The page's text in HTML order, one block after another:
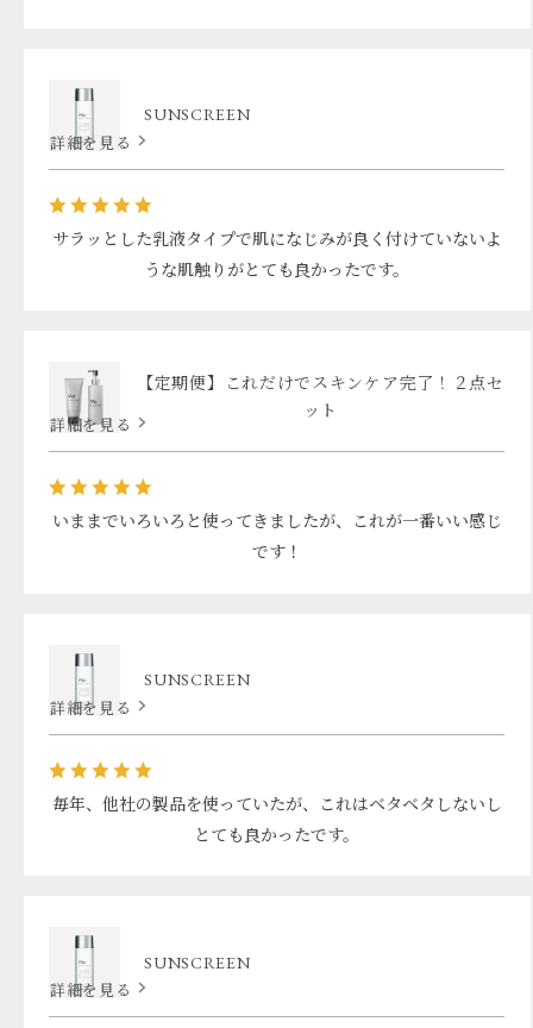
SUNSCREEN
詳細を見る
サラッとした乳液タイプで肌になじみが良く付けていないよ
うな肌触りがとても良かったです。
【定期便】これだけでスキンケア完了！２点セ
ット
詳細を見る
いままでいろいろと使ってきましたが、これが一番いい感じ
です！
SUNSCREEN
詳細を見る
毎年、他社の製品を使っていたが、これはベタベタしないし
とても良かったです。
SUNSCREEN
詳細を見る